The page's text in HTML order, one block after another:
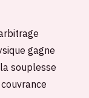
gagne
souplesse